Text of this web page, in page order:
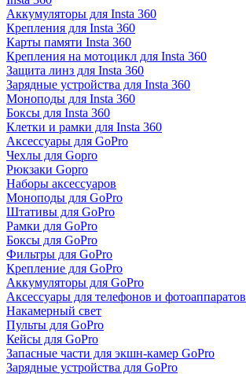
Аккумуляторы для Insta 360
Крепления для Insta 360
Карты памяти Insta 360
Крепления на мотоцикл для Insta 360
Защита линз для Insta 360
Зарядные устройства для Insta 360
Моноподы для Insta 360
Боксы для Insta 360
Клетки и рамки для Insta 360
Аксессуары для GoPro
Чехлы для Gopro
Рюкзаки Gopro
Наборы аксессуаров
Моноподы для GoPro
Штативы для GoPro
Рамки для GoPro
Боксы для GoPro
Фильтры для GoPro
Крепление для GoPro
Аккумуляторы для GoPro
Аксессуары для телефонов и фотоаппаратов
Накамерный свет
Пульты для GoPro
Кейсы для GoPro
Запасные части для экшн-камер GoPro
Зарядные устройства для GoPro